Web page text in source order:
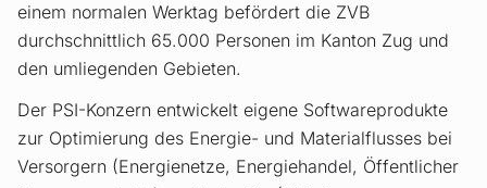
einem normalen Werktag befördert die ZVB
durchschnittlich 65.000 Personen im Kanton Zug und
den umliegenden Gebieten.
Der PSI-Konzern entwickelt eigene Softwareprodukte
zur Optimierung des Energie- und Materialflusses bei
Versorgern (Energienetze, Energiehandel, Öffentlicher